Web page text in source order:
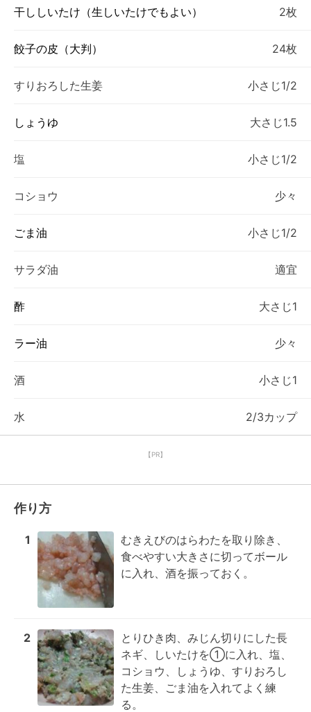
干ししいたけ（生しいたけでもよい） 2枚
餃子の皮（大判） 24枚
すりおろした生姜 小さじ1/2
しょうゆ 大さじ1.5
塩 小さじ1/2
コショウ 少々
ごま油 小さじ1/2
サラダ油 適宜
酢 大さじ1
ラー油 少々
酒 小さじ1
水 2/3カップ
【PR】
作り方
1
むきえびのはらわたを取り除き、
食べやすい大きさに切ってボール
に入れ、酒を振っておく。
2
とりひき肉、みじん切りにした長
ネギ、しいたけを①に入れ、塩、
コショウ、しょうゆ、すりおろし
た生姜、ごま油を入れてよく練
る。